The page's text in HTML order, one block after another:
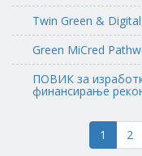
Twin Green &
Green MiCred
ПОВИК за
финансирање
1 2